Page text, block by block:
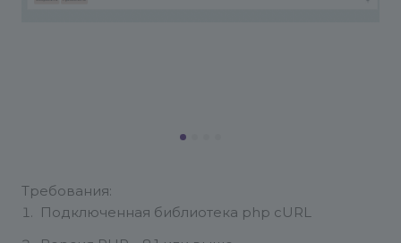
Требования:
Подключенная библиотека php cURL